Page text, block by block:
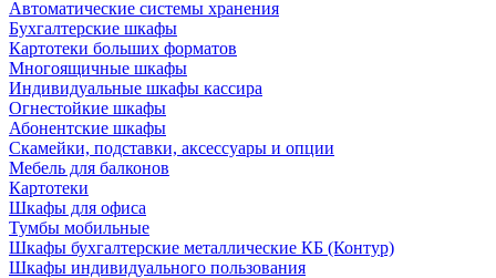
Автоматические системы хранения
Бухгалтерские шкафы
Картотеки больших форматов
Многоящичные шкафы
Индивидуальные шкафы кассира
Огнестойкие шкафы
Абонентские шкафы
Скамейки, подставки, аксессуары и опции
Мебель для балконов
Картотеки
Шкафы для офиса
Тумбы мобильные
Шкафы бухгалтерские металлические КБ (Контур)
Шкафы индивидуального пользования